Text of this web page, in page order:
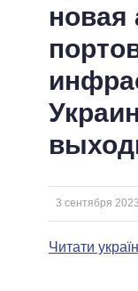
СОБЫТИЯ
СТАТЬИ
МНЕНИЯ
ОБЗОРЫ
ВСЕ
КАБИНЕТ
МЭРЫ
ВСЕ
новая
3 сентября
Читати